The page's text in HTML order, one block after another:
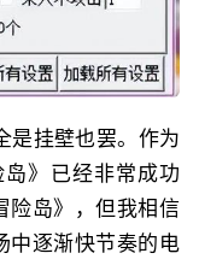
是挂壁也罢。作为
》已经非常成功
险岛》，但我相信
中逐渐快节奏的电